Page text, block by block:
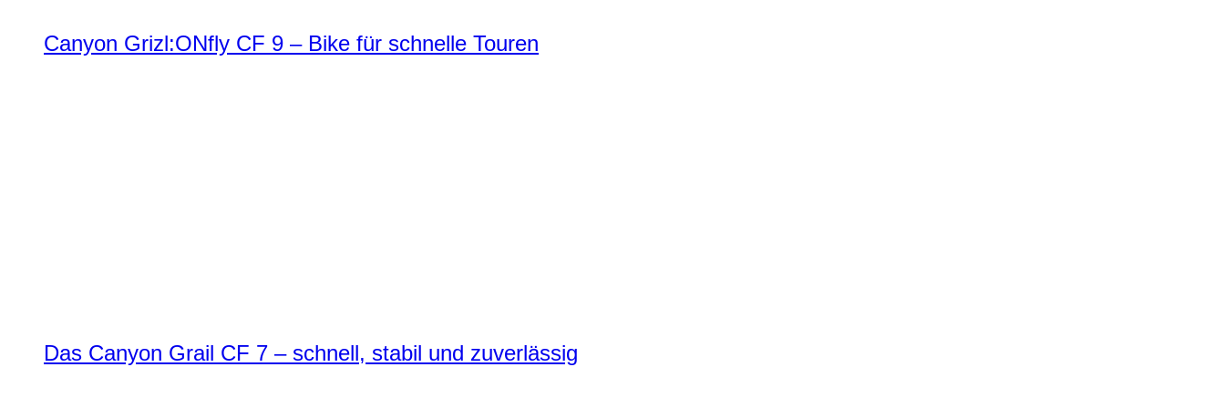
Canyon Grizl:ONfly CF 9 – Bike für schnelle Touren
Das Canyon Grail CF 7 – schnell, stabil und zuverlässig